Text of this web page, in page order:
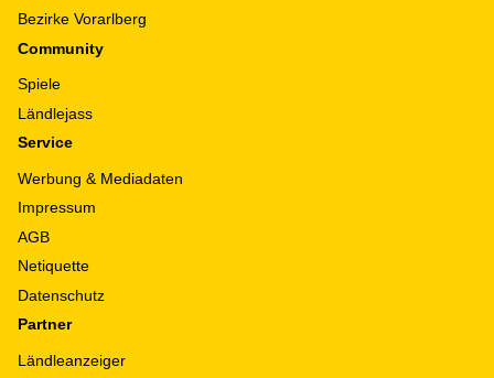
Bezirke Vorarlberg
Community
Spiele
Ländlejass
Service
Werbung & Mediadaten
Impressum
AGB
Netiquette
Datenschutz
Partner
Ländleanzeiger